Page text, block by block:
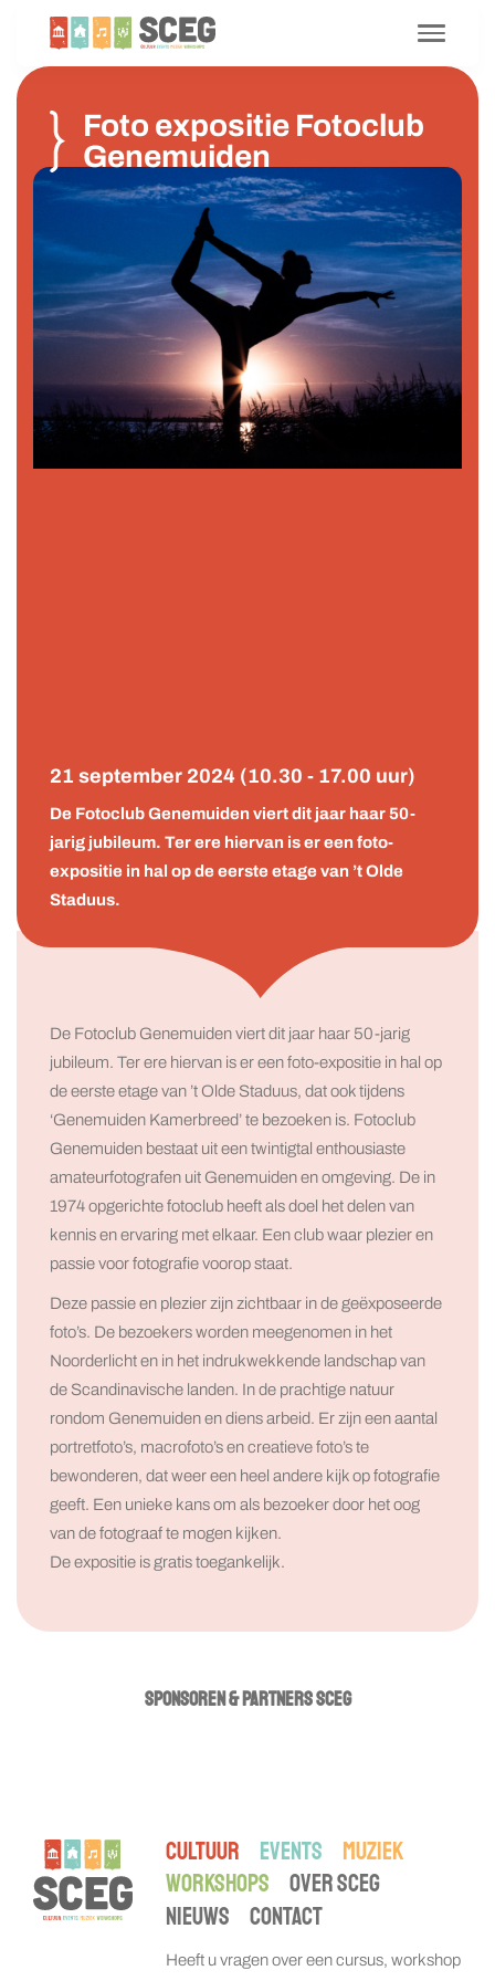
Foto expositie Fotoclub
Genemuiden
21 september 2024 (10.30 - 17.00 uur)
De Fotoclub Genemuiden viert dit jaar haar 50-
jarig jubileum. Ter ere hiervan is er een foto-
expositie in hal op de eerste etage van ’t Olde
Staduus.
De Fotoclub Genemuiden viert dit jaar haar 50-jarig
jubileum. Ter ere hiervan is er een foto-expositie in hal op
de eerste etage van ’t Olde Staduus, dat ook tijdens
‘Genemuiden Kamerbreed’ te bezoeken is. Fotoclub
Genemuiden bestaat uit een twintigtal enthousiaste
amateurfotografen uit Genemuiden en omgeving. De in
1974 opgerichte fotoclub heeft als doel het delen van
kennis en ervaring met elkaar. Een club waar plezier en
passie voor fotografie voorop staat.
Deze passie en plezier zijn zichtbaar in de geëxposeerde
foto’s. De bezoekers worden meegenomen in het
Noorderlicht en in het indrukwekkende landschap van
de Scandinavische landen. In de prachtige natuur
rondom Genemuiden en diens arbeid. Er zijn een aantal
portretfoto’s, macrofoto’s en creatieve foto’s te
bewonderen, dat weer een heel andere kijk op fotografie
geeft. Een unieke kans om als bezoeker door het oog
van de fotograaf te mogen kijken.
De expositie is gratis toegankelijk.
SPONSOREN & PARTNERS SCEG
CULTUUR EVENTS
MUZIEK
WORKSHOPS
OVER SCEG
NIEUWS
CONTACT
Heeft u vragen over een cursus, workshop